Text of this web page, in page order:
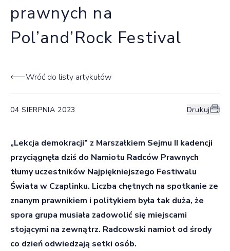
prawnych na
Pol’and’Rock Festival
Wróć do listy artykułów
04 SIERPNIA 2023 Drukuj
„Lekcja demokracji” z Marszałkiem Sejmu II kadencji
przyciągnęła dziś do Namiotu Radców Prawnych
tłumy uczestników Najpiękniejszego Festiwalu
Świata w Czaplinku. Liczba chętnych na spotkanie ze
znanym prawnikiem i politykiem była tak duża, że
spora grupa musiała zadowolić się miejscami
stojącymi na zewnątrz. Radcowski namiot od środy
co dzień odwiedzają setki osób.